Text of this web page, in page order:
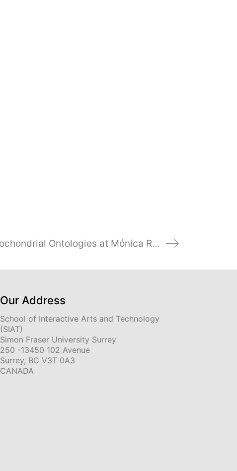
Mitochondrial Ontologies at Mónica Reyes Gallery Nov 24 to Nov 30, 2024
Our Address
School of Interactive Arts and Technology
(SIAT)
Simon Fraser University Surrey
250 -13450 102 Avenue
Surrey, BC V3T 0A3
CANADA